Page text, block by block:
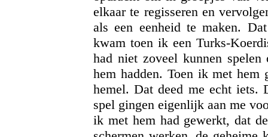
elkaar te regisseren en
als een eenheid te maken.
kwam toen ik een Turks-
had niet zoveel kunnen spelen
hem hadden. Toen ik met hem
hemel. Dat deed me echt iets.
spel gingen eigenlijk aan me
ik met hem had gewerkt, dat